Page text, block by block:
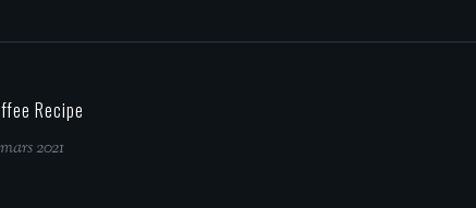
Recipe
2021